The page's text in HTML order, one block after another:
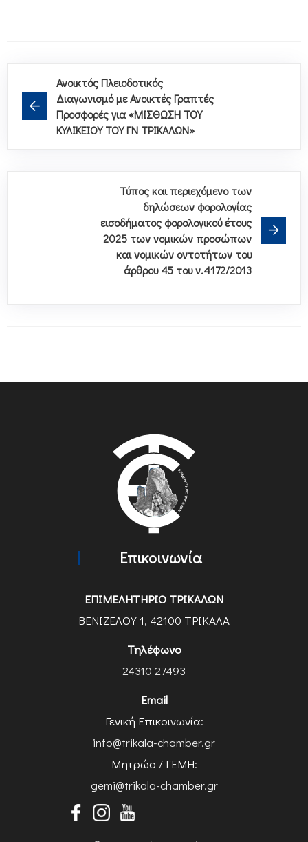
Ανοικτός Πλειοδοτικός
Διαγωνισμό με Ανοικτές Γραπτές
Προσφορές για «ΜΙΣΘΩΣΗ ΤΟΥ
ΚΥΛΙΚΕΙΟΥ ΤΟΥ ΓΝ ΤΡΙΚΑΛΩΝ»
Τύπος και περιεχόμενο των
δηλώσεων φορολογίας
εισοδήματος φορολογικού έτους
2025 των νομικών προσώπων
και νομικών οντοτήτων του
άρθρου 45 του ν.4172/2013
Επικοινωνία
ΕΠΙΜΕΛΗΤΗΡΙΟ ΤΡΙΚΑΛΩΝ
ΒΕΝΙΖΕΛΟΥ 1, 42100 ΤΡΙΚΑΛΑ
Τηλέφωνο
24310 27493
Email
Γενική Επικοινωνία:
info@trikala-chamber.gr
Μητρώο / ΓΕΜΗ:
gemi@trikala-chamber.gr